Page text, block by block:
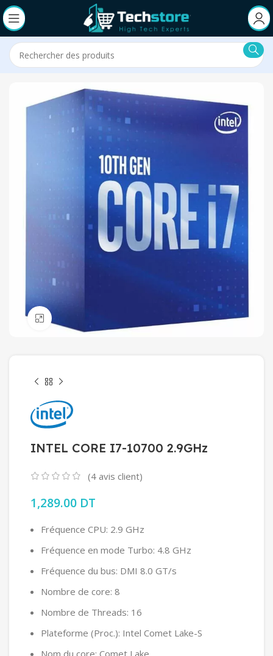
INTEL CORE I7-10700 2.9GHz
(4 avis client)
1,289.00 DT
Fréquence CPU: 2.9 GHz
Fréquence en mode Turbo: 4.8 GHz
Fréquence du bus: DMI 8.0 GT/s
Nombre de core: 8
Nombre de Threads: 16
Plateforme (Proc.): Intel Comet Lake-S